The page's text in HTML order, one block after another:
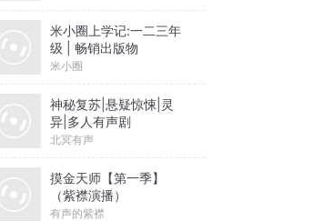
米小圈上学记:一二三年
级 | 畅销出版物
米小圈
神秘复苏|悬疑惊悚|灵
异|多人有声剧
北冥有声
摸金天师【第一季】
（紫襟演播）
有声的紫襟